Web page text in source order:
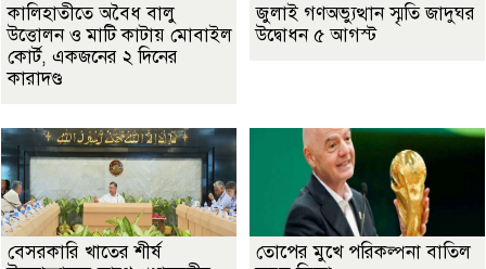
কালিহাতীতে অবৈধ বালু
উত্তোলন ও মাটি কাটায় মোবাইল
কোর্ট, একজনের ২ দিনের
কারাদণ্ড
জুলাই গণঅভ্যুত্থান স্মৃতি জাদুঘর
উদ্বোধন ৫ আগস্ট
বেসরকারি খাতের শীর্ষ
তোপের মুখে পরিকল্পনা বাতিল